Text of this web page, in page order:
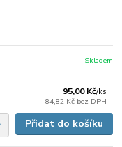
95,00 Kč/ks
84,82 Kč bez DPH
Skladem
Přidat do košíku